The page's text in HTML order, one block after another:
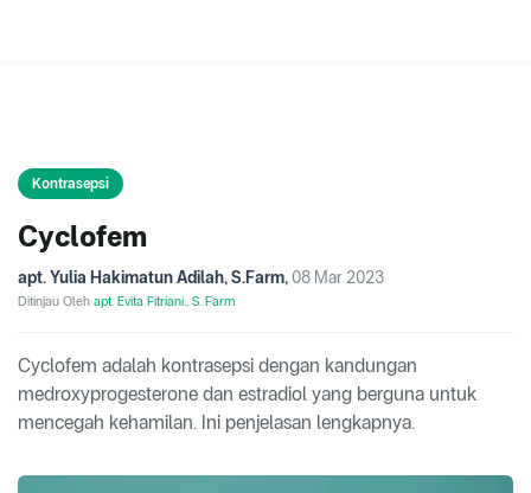
Kontrasepsi
Cyclofem
apt. Yulia Hakimatun Adilah, S.Farm, 08 Mar 2023
Ditinjau Oleh apt. Evita Fitriani., S. Farm
Cyclofem adalah kontrasepsi dengan kandungan
medroxyprogesterone dan estradiol yang berguna untuk
mencegah kehamilan. Ini penjelasan lengkapnya.